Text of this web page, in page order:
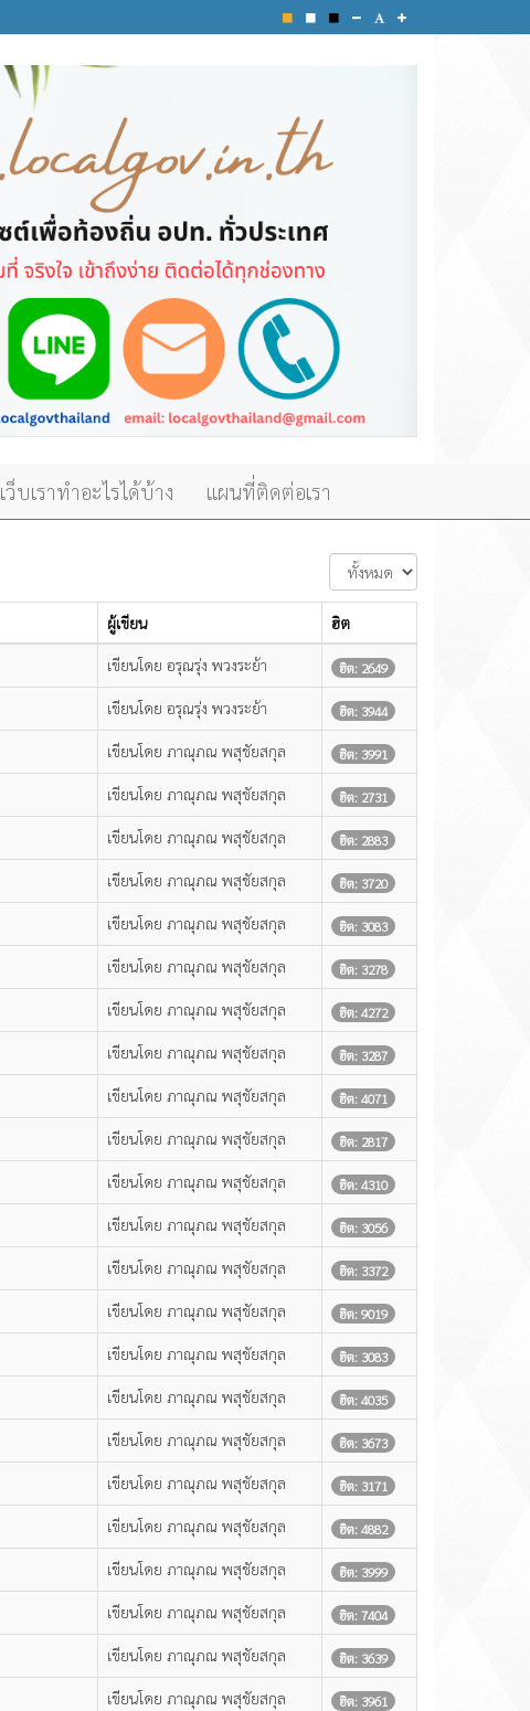
เว็บเราทำอะไรได้บ้าง แผนที่ติดต่อเรา
แสดง
#
ผู้เขียน ฮิต
เขียนโดย อรุณรุ่ง พวงระย้า ฮิต: 2649
เขียนโดย อรุณรุ่ง พวงระย้า ฮิต: 3944
เขียนโดย ภาณุภณ พสุชัยสกุล ฮิต: 3991
เขียนโดย ภาณุภณ พสุชัยสกุล ฮิต: 2731
เขียนโดย ภาณุภณ พสุชัยสกุล ฮิต: 2883
เขียนโดย ภาณุภณ พสุชัยสกุล ฮิต: 3720
เขียนโดย ภาณุภณ พสุชัยสกุล ฮิต: 3083
เขียนโดย ภาณุภณ พสุชัยสกุล ฮิต: 3278
เขียนโดย ภาณุภณ พสุชัยสกุล ฮิต: 4272
เขียนโดย ภาณุภณ พสุชัยสกุล ฮิต: 3287
เขียนโดย ภาณุภณ พสุชัยสกุล ฮิต: 4071
เขียนโดย ภาณุภณ พสุชัยสกุล ฮิต: 2817
เขียนโดย ภาณุภณ พสุชัยสกุล ฮิต: 4310
เขียนโดย ภาณุภณ พสุชัยสกุล ฮิต: 3056
เขียนโดย ภาณุภณ พสุชัยสกุล ฮิต: 3372
เขียนโดย ภาณุภณ พสุชัยสกุล ฮิต: 9019
เขียนโดย ภาณุภณ พสุชัยสกุล ฮิต: 3083
เขียนโดย ภาณุภณ พสุชัยสกุล ฮิต: 4035
เขียนโดย ภาณุภณ พสุชัยสกุล ฮิต: 3673
เขียนโดย ภาณุภณ พสุชัยสกุล ฮิต: 3171
เขียนโดย ภาณุภณ พสุชัยสกุล ฮิต: 4882
เขียนโดย ภาณุภณ พสุชัยสกุล ฮิต: 3999
เขียนโดย ภาณุภณ พสุชัยสกุล ฮิต: 7404
เขียนโดย ภาณุภณ พสุชัยสกุล ฮิต: 3639
เขียนโดย ภาณุภณ พสุชัยสกุล ฮิต: 3961